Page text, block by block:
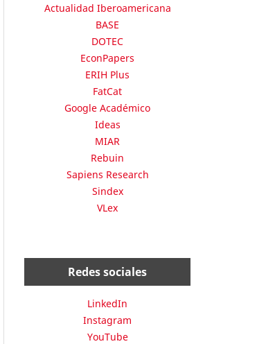
Actualidad Iberoamericana
BASE
DOTEC
EconPapers
ERIH Plus
FatCat
Google Académico
Ideas
MIAR
Rebuin
Sapiens Research
Sindex
VLex
Redes sociales
LinkedIn
Instagram
YouTube